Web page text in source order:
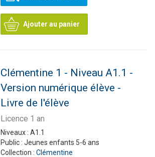
Ajouter au panier
Clémentine 1 - Niveau A1.1 -
Version numérique élève -
Livre de l'élève
Licence 1 an
Niveaux : A1.1
Public : Jeunes enfants 5-6 ans
Collection : Clémentine